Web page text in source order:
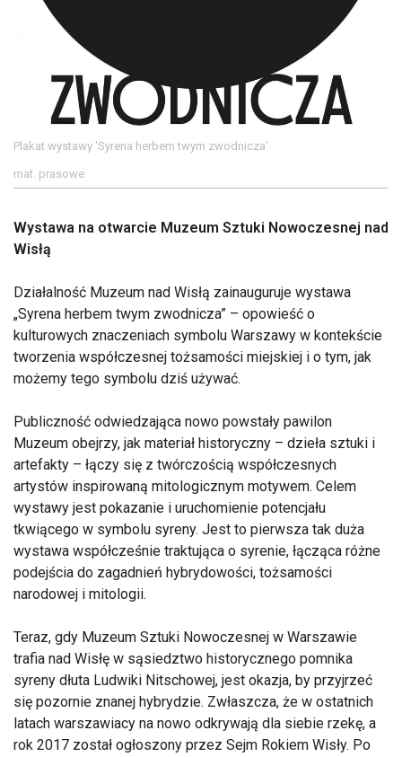
Plakat wystawy 'Syrena herbem twym zwodnicza'
mat. prasowe
Wystawa na otwarcie Muzeum Sztuki Nowoczesnej nad
Wisłą
Działalność Muzeum nad Wisłą zainauguruje wystawa
„Syrena herbem twym zwodnicza” – opowieść o
kulturowych znaczeniach symbolu Warszawy w kontekście
tworzenia współczesnej tożsamości miejskiej i o tym, jak
możemy tego symbolu dziś używać.
Publiczność odwiedzająca nowo powstały pawilon
Muzeum obejrzy, jak materiał historyczny – dzieła sztuki i
artefakty – łączy się z twórczością współczesnych
artystów inspirowaną mitologicznym motywem. Celem
wystawy jest pokazanie i uruchomienie potencjału
tkwiącego w symbolu syreny. Jest to pierwsza tak duża
wystawa współcześnie traktująca o syrenie, łącząca różne
podejścia do zagadnień hybrydowości, tożsamości
narodowej i mitologii.
Teraz, gdy Muzeum Sztuki Nowoczesnej w Warszawie
trafia nad Wisłę w sąsiedztwo historycznego pomnika
syreny dłuta Ludwiki Nitschowej, jest okazja, by przyjrzeć
się pozornie znanej hybrydzie. Zwłaszcza, że w ostatnich
latach warszawiacy na nowo odkrywają dla siebie rzekę, a
rok 2017 został ogłoszony przez Sejm Rokiem Wisły. Po